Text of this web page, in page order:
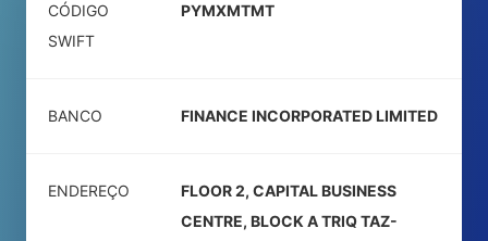
CÓDIGO
SWIFT
PYMXMTMT
BANCO FINANCE INCORPORATED LIMITED
ENDEREÇO
FLOOR 2, CAPITAL BUSINESS
CENTRE, BLOCK A TRIQ TAZ-